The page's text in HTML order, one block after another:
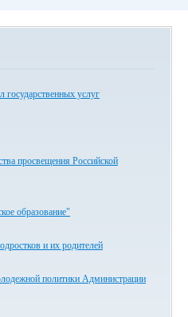
государственных услуг
просвещения Российской
образование"
и их родителей
политики Администрации